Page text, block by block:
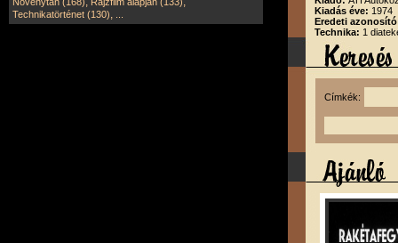
Technikatörténet (130),
Kiadás éve: 1974
Eredeti
Technika: 1
Címkék: